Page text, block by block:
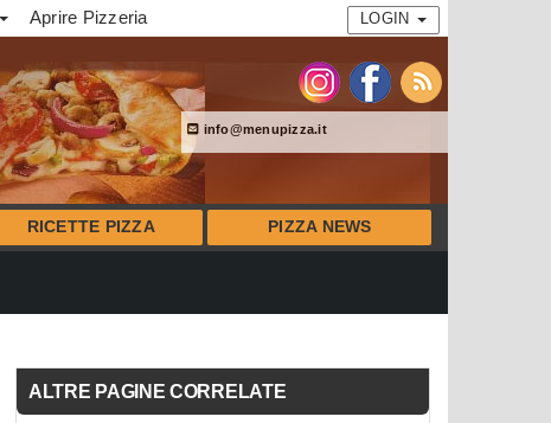
Aprire Pizzeria LOGIN
info@menupizza.it
RICETTE PIZZA PIZZA NEWS
ALTRE PAGINE CORRELATE